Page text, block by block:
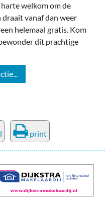
welkom om de
draait vanaf dan weer
helemaal gratis. Kom
dit prachtige
print